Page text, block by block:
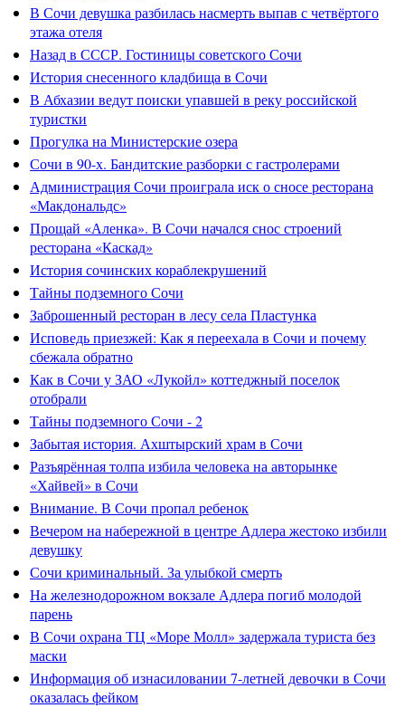
В Сочи девушка разбилась насмерть выпав с четвёртого
этажа отеля
Назад в СССР. Гостиницы советского Сочи
История снесенного кладбища в Сочи
В Абхазии ведут поиски упавшей в реку российской
туристки
Прогулка на Министерские озера
Сочи в 90-х. Бандитские разборки с гастролерами
Администрация Сочи проиграла иск о сносе ресторана
«Макдональдс»
Прощай «Аленка». В Сочи начался снос строений
ресторана «Каскад»
История сочинских кораблекрушений
Тайны подземного Сочи
Заброшенный ресторан в лесу села Пластунка
Исповедь приезжей: Как я переехала в Сочи и почему
сбежала обратно
Как в Сочи у ЗАО «Лукойл» коттеджный поселок
отобрали
Тайны подземного Сочи - 2
Забытая история. Ахштырский храм в Сочи
Разъярённая толпа избила человека на авторынке
«Хайвей» в Сочи
Внимание. В Сочи пропал ребенок
Вечером на набережной в центре Адлера жестоко избили
девушку
Сочи криминальный. За улыбкой смерть
На железнодорожном вокзале Адлера погиб молодой
парень
В Сочи охрана ТЦ «Море Молл» задержала туриста без
маски
Информация об изнасиловании 7-летней девочки в Сочи
оказалась фейком